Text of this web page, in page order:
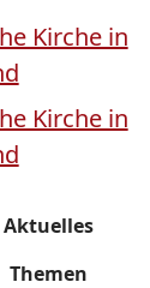
Aktuelles
Themen